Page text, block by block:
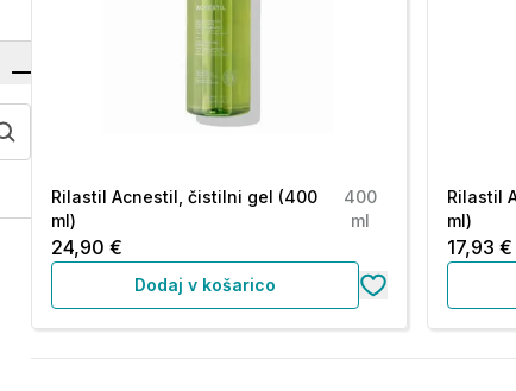
Rilastil Acnestil, čistilni gel (400
ml)
400
ml
24,90 €
Dodaj v košarico
Rilastil
ml)
17,93 €